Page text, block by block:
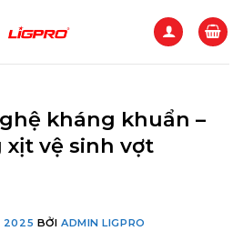
kháng khuẩn –
vệ sinh vợt
2025 BỞI ADMIN LIGPRO